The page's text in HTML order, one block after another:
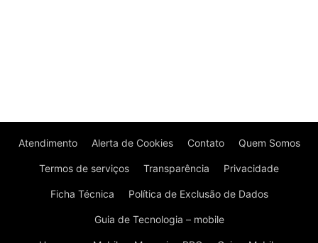
Atendimento Alerta de Cookies Contato Quem Somos
Termos de serviços Transparência Privacidade
Ficha Técnica Política de Exclusão de Dados
Guia de Tecnologia – mobile